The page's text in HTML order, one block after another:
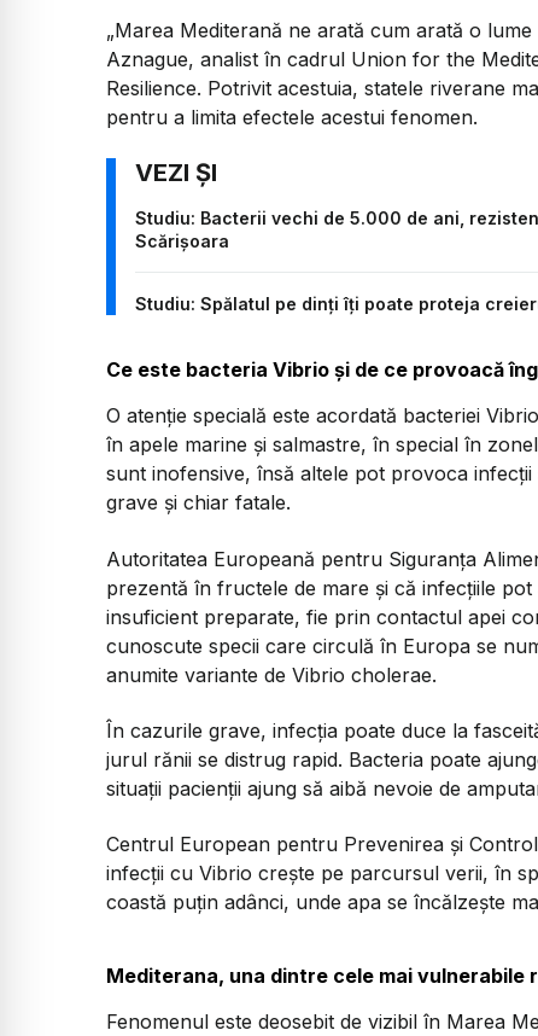
„Marea Mediterană ne arată cum arată o
Aznague, analist în cadrul Union for the
Resilience. Potrivit acestuia, statele riverane
pentru a limita efectele acestui fenomen.
Studiu: Bacterii vechi de 5.000 de ani,
Scărișoara
Studiu: Spălatul pe dinți îți poate proteja
Ce este bacteria Vibrio și de ce provoacă
O atenție specială este acordată bacteriei
în apele marine și salmastre, în special în
sunt inofensive, însă altele pot provoca
grave și chiar fatale.
Autoritatea Europeană pentru Siguranța
prezentă în fructele de mare și că infecțiile
insuficient preparate, fie prin contactul apei
cunoscute specii care circulă în Europa se
anumite variante de Vibrio cholerae.
În cazurile grave, infecția poate duce la
jurul rănii se distrug rapid. Bacteria poate
situații pacienții ajung să aibă nevoie de
Centrul European pentru Prevenirea și
infecții cu Vibrio crește pe parcursul verii, în
coastă puțin adânci, unde apa se încălzește
Mediterana, una dintre cele mai vulnerabile
Fenomenul este deosebit de vizibil în Marea